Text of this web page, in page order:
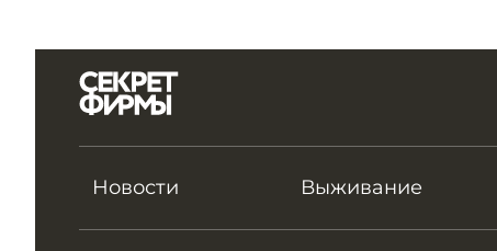
Новости Выживание